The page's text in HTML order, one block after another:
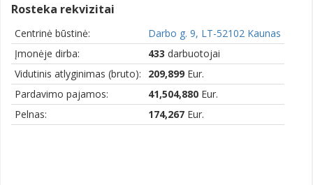
Rosteka rekvizitai
Centrinė būstinė:
Darbo g. 9, LT-52102 Kaunas
Įmonėje dirba:
433 darbuotojai
Vidutinis atlyginimas (bruto):
209,899 Eur.
Pardavimo pajamos:
41,504,880 Eur.
Pelnas:
174,267 Eur.